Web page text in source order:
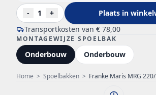
Home > Spoelbakken > Franke Maris MRG 220/120-35-35 Fragranite black
Transportkosten van € 78,00
-
1 + Plaats in
MONTAGEWIJZE SPOELBAK
Onderbouw Onderbouw